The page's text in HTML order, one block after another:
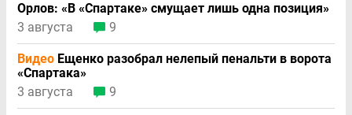
Орлов: «В «Спартаке» смущает лишь одна позиция»
3 августа
9
Видео Ещенко разобрал нелепый пенальти в ворота
«Спартака»
3 августа
9